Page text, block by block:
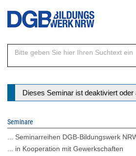
Direkt
Inhalt
Statusmeldung
Dieses Seminar ist deaktiviert oder
Seminare
... Seminarreihen DGB-Bildungswerk
... in Kooperation mit Gewerkschaften